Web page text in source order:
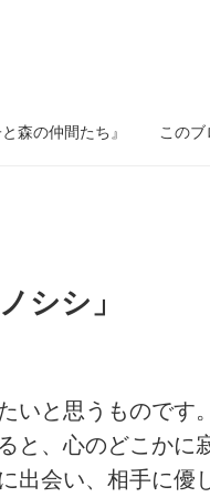
森の仲間たち』 この
シシ」
いと思うものです。
と、心のどこかに
出会い、相手に